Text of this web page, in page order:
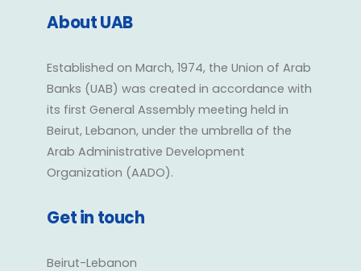
About UAB
Established on March, 1974, the Union of Arab
Banks (UAB) was created in accordance with
its first General Assembly meeting held in
Beirut, Lebanon, under the umbrella of the
Arab Administrative Development
Organization (AADO).
Get in touch
Beirut-Lebanon